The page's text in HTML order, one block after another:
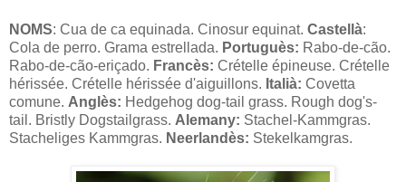
NOMS: Cua de ca equinada. Cinosur equinat. Castellà:
Cola de perro. Grama estrellada. Portuguès: Rabo-de-cão.
Rabo-de-cão-eriçado. Francès: Crételle épineuse. Crételle
hérissée. Crételle hérissée d'aiguillons. Italià: Covetta
comune. Anglès: Hedgehog dog-tail grass. Rough dog's-
tail. Bristly Dogstailgrass. Alemany: Stachel-Kammgras.
Stacheliges Kammgras. Neerlandès: Stekelkamgras.